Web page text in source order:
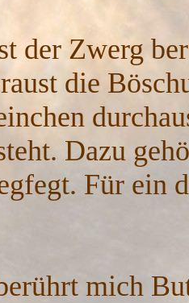
der Zwerg
die
Dazu
Für ein
mich